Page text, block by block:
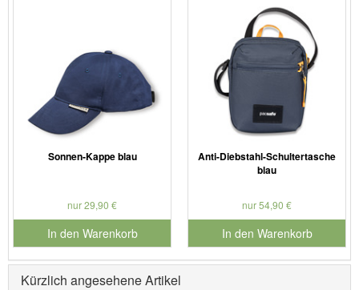
Sonnen-Kappe blau
nur 29,90 €
In den Warenkorb
für Produktnummer 990608
Anti-Diebstahl-Schultertasche
blau
nur 54,90 €
In den Warenkorb
für Produktnummer 902280
Kürzlich angesehene Artikel